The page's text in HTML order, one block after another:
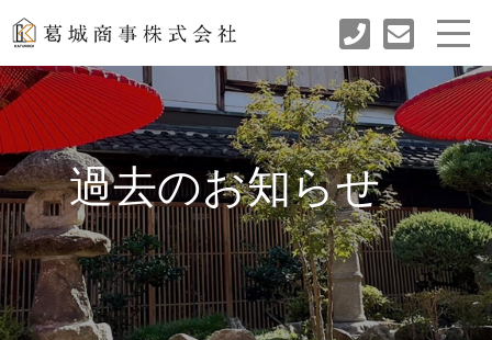
過去のお知らせ